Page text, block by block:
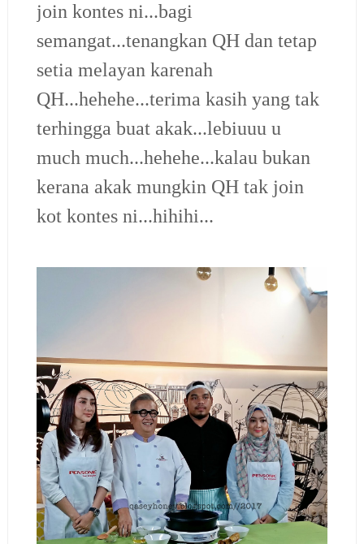
join kontes ni...bagi
semangat...tenangkan QH dan tetap
setia melayan karenah
QH...hehehe...terima kasih yang tak
terhingga buat akak...lebiuuu u
much much...hehehe...kalau bukan
kerana akak mungkin QH tak join
kot kontes ni...hihihi...